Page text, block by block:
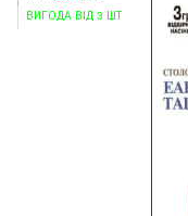
ВИГОДА ВІД 3 ШТ